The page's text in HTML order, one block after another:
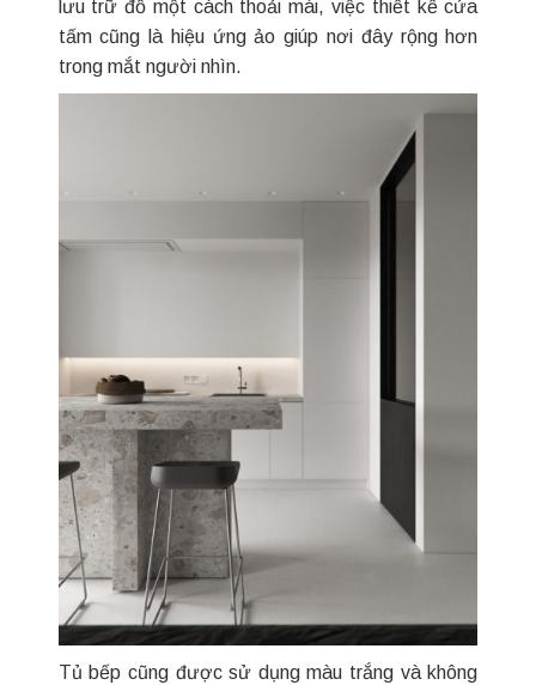
lưu trữ đồ một cách thoải mái, việc thiết kế cửa
tấm cũng là hiệu ứng ảo giúp nơi đây rộng hơn
trong mắt người nhìn.
Tủ bếp cũng được sử dụng màu trắng và không